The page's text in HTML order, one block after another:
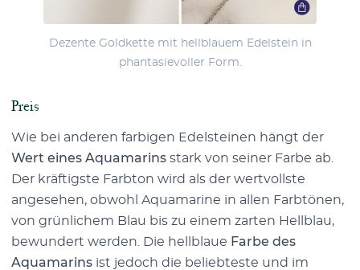
Dezente Goldkette mit hellblauem Edelstein in
phantasievoller Form.
Preis
Wie bei anderen farbigen Edelsteinen hängt der
Wert eines Aquamarins stark von seiner Farbe ab.
Der kräftigste Farbton wird als der wertvollste
angesehen, obwohl Aquamarine in allen Farbtönen,
von grünlichem Blau bis zu einem zarten Hellblau,
bewundert werden. Die hellblaue Farbe des
Aquamarins ist jedoch die beliebteste und im